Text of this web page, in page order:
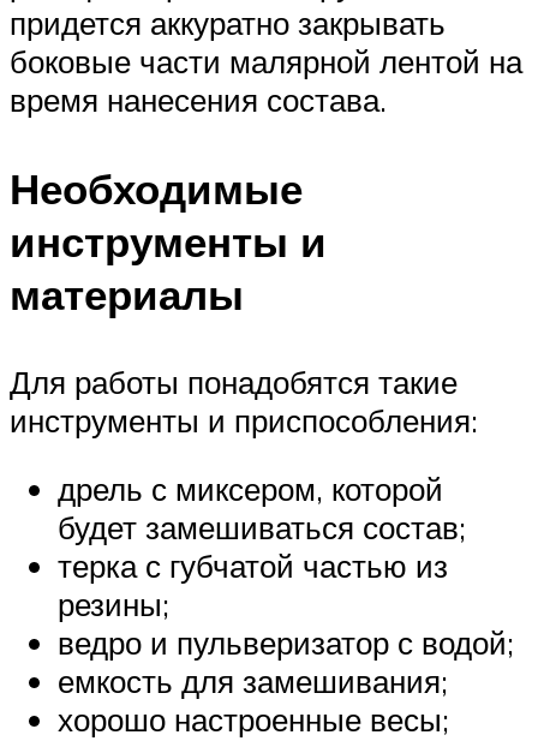
придется аккуратно закрывать
боковые части малярной лентой на
время нанесения состава.
Необходимые
инструменты и
материалы
Для работы понадобятся такие
инструменты и приспособления:
дрель с миксером, которой
будет замешиваться состав;
терка с губчатой частью из
резины;
ведро и пульверизатор с водой;
емкость для замешивания;
хорошо настроенные весы;